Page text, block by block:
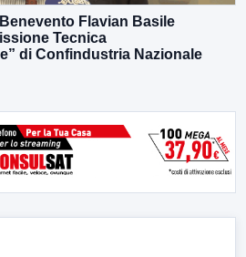
Flavian Basile
Tecnica
di Confindustria Nazionale